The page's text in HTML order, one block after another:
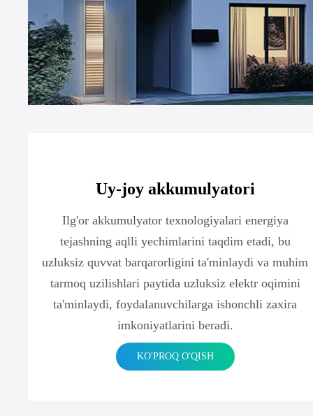
Uy-joy akkumulyatori
Ilg'or akkumulyator texnologiyalari energiya
tejashning aqlli yechimlarini taqdim etadi, bu
uzluksiz quvvat barqarorligini ta'minlaydi va muhim
tarmoq uzilishlari paytida uzluksiz elektr oqimini
ta'minlaydi, foydalanuvchilarga ishonchli zaxira
imkoniyatlarini beradi.
KO'PROQ O'QISH